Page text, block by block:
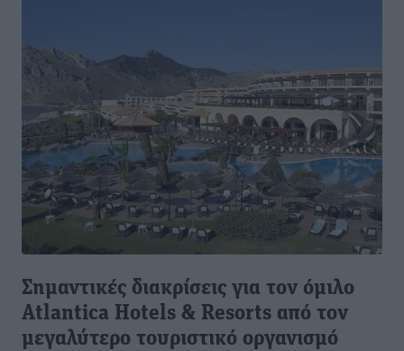
Σημαντικές διακρίσεις για τον όμιλο
Atlantica Hotels & Resorts από τον
μεγαλύτερο τουριστικό οργανισμό